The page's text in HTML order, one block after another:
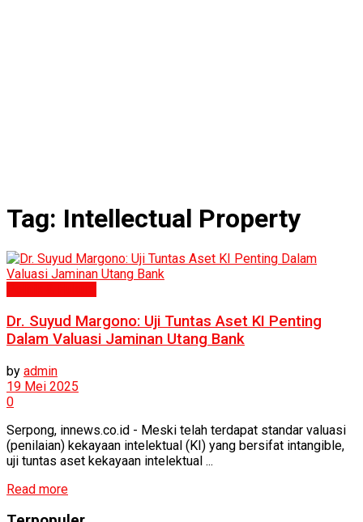
Tag: Intellectual Property
Dr. Suyud Margono: Uji Tuntas Aset KI Penting
Dalam Valuasi Jaminan Utang Bank
by admin
19 Mei 2025
0
Serpong, innews.co.id - Meski telah terdapat standar valuasi
(penilaian) kekayaan intelektual (KI) yang bersifat intangible,
uji tuntas aset kekayaan intelektual ...
Read more